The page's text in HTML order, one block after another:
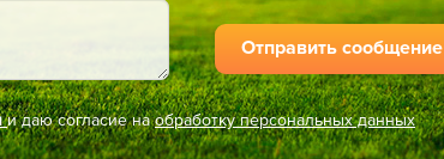
и даю согласие наобработку персональных данных
Отправить сообщение